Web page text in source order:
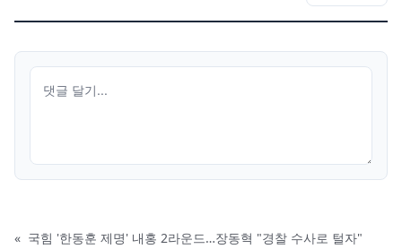
« 국힘 '한동훈 제명' 내홍 2라운드…장동혁 "경찰 수사로 털자"